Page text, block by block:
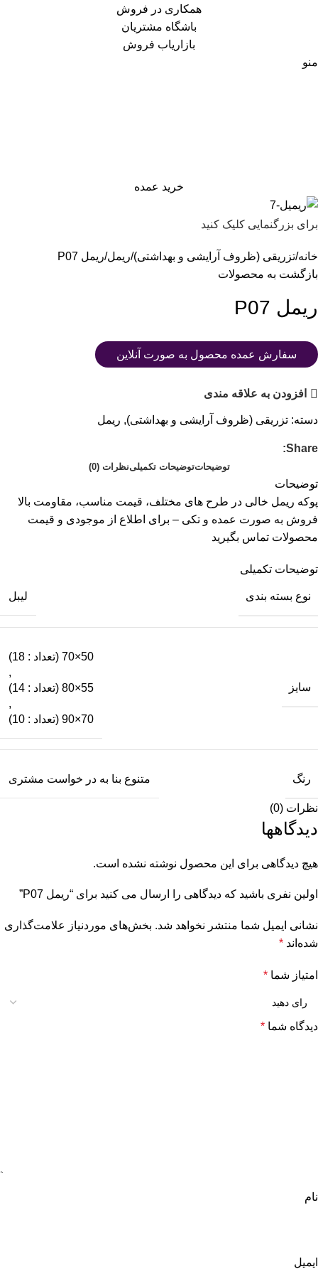
همکاری در فروش
باشگاه مشتریان
بازاریاب فروش
منو
خرید عمده
برای بزرگنمایی کلیک کنید
خانه تزریقی (ظروف آرایشی و بهداشتی) ریمل ریمل P07
بازگشت به محصولات
ریمل P07
سفارش عمده محصول به صورت آنلاین
افزودن به علاقه مندی
دسته: تزریقی (ظروف آرایشی و بهداشتی), ریمل
Share:
توضیحاتتوضیحات تکمیلینظرات (0)
توضیحات
پوکه ریمل خالی در طرح های مختلف، قیمت مناسب، مقاومت بالا
فروش به صورت عمده و تکی – برای اطلاع از موجودی و قیمت
محصولات تماس بگیرید
توضیحات تکمیلی
نوع بسته بندی لیبل
سایز
50×70 (تعداد : 18)
,
55×80 (تعداد : 14)
,
70×90 (تعداد : 10)
رنگ متنوع بنا به در خواست مشتری
نظرات (0)
دیدگاهها
هیچ دیدگاهی برای این محصول نوشته نشده است.
اولین نفری باشید که دیدگاهی را ارسال می کنید برای “ریمل P07”
نشانی ایمیل شما منتشر نخواهد شد. بخش‌های موردنیاز علامت‌گذاری
شده‌اند *
امتیاز شما *
دیدگاه شما *
نام
ایمیل